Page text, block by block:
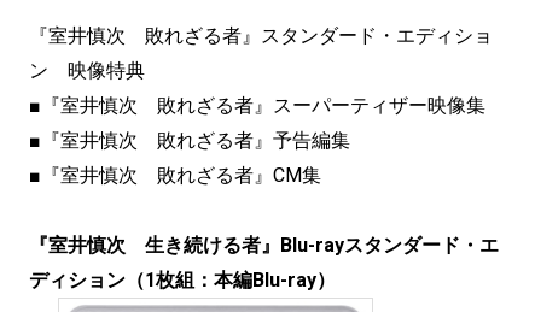
『室井慎次 敗れざる者』スタンダード・エディショ
ン 映像特典
■『室井慎次 敗れざる者』スーパーティザー映像集
■『室井慎次 敗れざる者』予告編集
■『室井慎次 敗れざる者』CM集
『室井慎次 生き続ける者』Blu-rayスタンダード・エ
ディション（1枚組：本編Blu-ray）